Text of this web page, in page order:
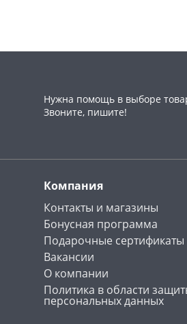
Нужна помощь в выборе
Звоните, пишите!
Компания
Контакты и магазины
Бонусная программа
Подарочные сертификаты
Вакансии
О компании
Политика в области
персональных данных